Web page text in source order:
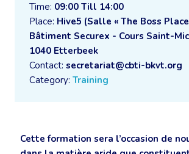
Time: 09:00 Till 14:00
Place: Hive5 (Salle « The Boss
Bâtiment Securex - Cours Saint-
1040 Etterbeek
Contact: secretariat@cbti-bkvt.org
Category: Training
Cette formation sera l’occasion de